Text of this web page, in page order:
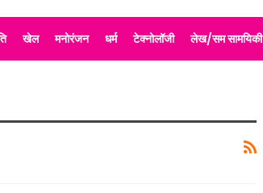
खेल मनोरंजन धर्म टेक्नोलॉजी लेख/सम सामयिकी